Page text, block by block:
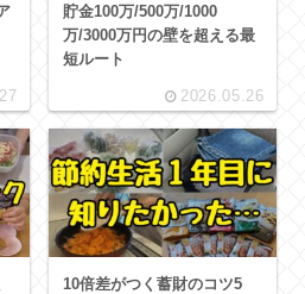
貯金100万/500万/1000
万/3000万円の壁を超える最
短ルート
2026.05.26
10倍差がつく蓄財のコツ5